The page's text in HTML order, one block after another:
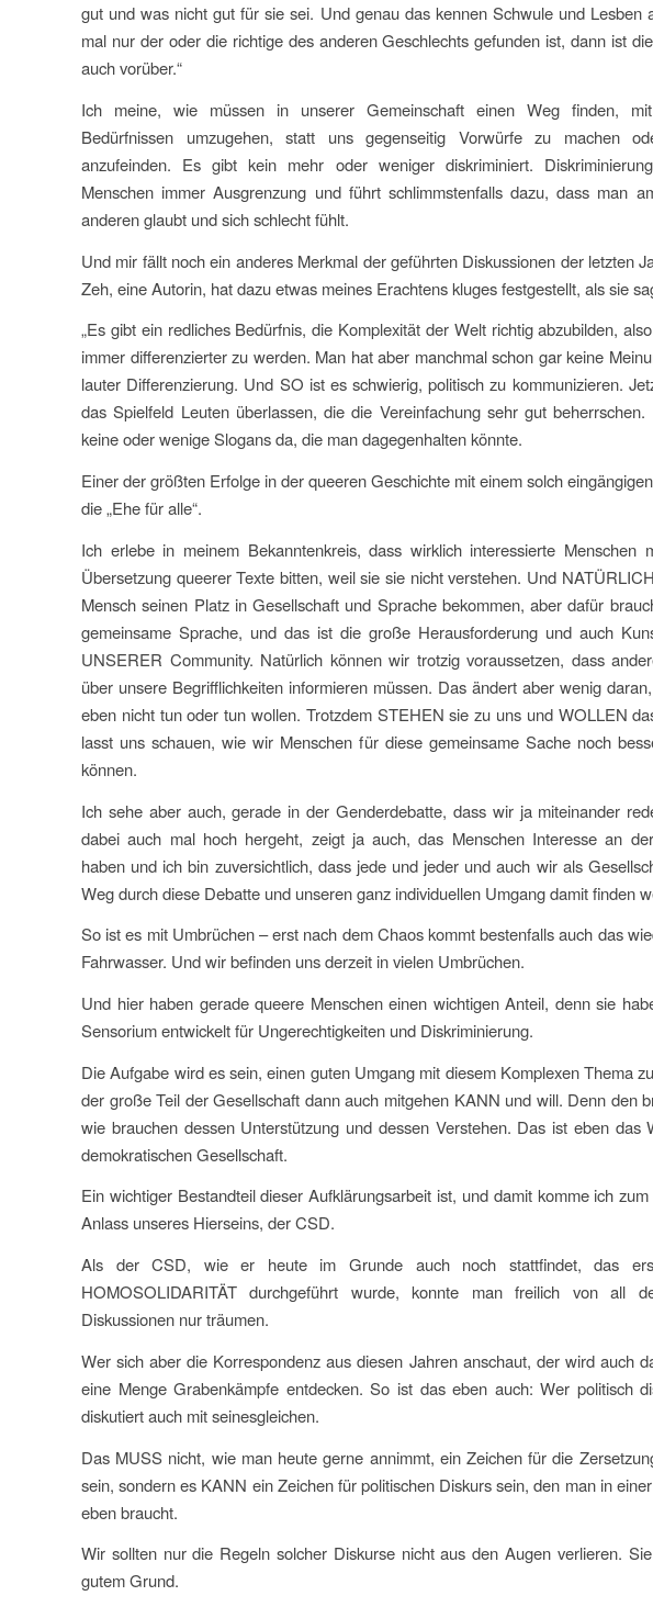
gut und was nicht gut für sie sei. Und genau das kennen Schwule und Lesben
mal nur der oder die richtige des anderen Geschlechts gefunden ist, dann ist
auch vorüber.“
Ich meine, wie müssen in unserer Gemeinschaft einen Weg finden,
Bedürfnissen umzugehen, statt uns gegenseitig Vorwürfe zu machen
anzufeinden. Es gibt kein mehr oder weniger diskriminiert.
Menschen immer Ausgrenzung und führt schlimmstenfalls dazu, dass man
anderen glaubt und sich schlecht fühlt.
Und mir fällt noch ein anderes Merkmal der geführten Diskussionen der letzten
Zeh, eine Autorin, hat dazu etwas meines Erachtens kluges festgestellt, als sie
„Es gibt ein redliches Bedürfnis, die Komplexität der Welt richtig abzubilden,
immer differenzierter zu werden. Man hat aber manchmal schon gar keine
lauter Differenzierung. Und SO ist es schwierig, politisch zu kommunizieren.
das Spielfeld Leuten überlassen, die die Vereinfachung sehr gut
keine oder wenige Slogans da, die man dagegenhalten könnte.
Einer der größten Erfolge in der queeren Geschichte mit einem solch
die „Ehe für alle“.
Ich erlebe in meinem Bekanntenkreis, dass wirklich interessierte Menschen
Übersetzung queerer Texte bitten, weil sie sie nicht verstehen. Und
Mensch seinen Platz in Gesellschaft und Sprache bekommen, aber dafür
gemeinsame Sprache, und das ist die große Herausforderung und auch
UNSERER Community. Natürlich können wir trotzig voraussetzen, dass
über unsere Begrifflichkeiten informieren müssen. Das ändert aber wenig
eben nicht tun oder tun wollen. Trotzdem STEHEN sie zu uns und WOLLEN
lasst uns schauen, wie wir Menschen für diese gemeinsame Sache noch
können.
Ich sehe aber auch, gerade in der Genderdebatte, dass wir ja miteinander
dabei auch mal hoch hergeht, zeigt ja auch, das Menschen Interesse an
haben und ich bin zuversichtlich, dass jede und jeder und auch wir als
Weg durch diese Debatte und unseren ganz individuellen Umgang damit finden
So ist es mit Umbrüchen – erst nach dem Chaos kommt bestenfalls auch das
Fahrwasser. Und wir befinden uns derzeit in vielen Umbrüchen.
Und hier haben gerade queere Menschen einen wichtigen Anteil, denn sie
Sensorium entwickelt für Ungerechtigkeiten und Diskriminierung.
Die Aufgabe wird es sein, einen guten Umgang mit diesem Komplexen Thema
der große Teil der Gesellschaft dann auch mitgehen KANN und will. Denn den
wie brauchen dessen Unterstützung und dessen Verstehen. Das ist eben das
demokratischen Gesellschaft.
Ein wichtiger Bestandteil dieser Aufklärungsarbeit ist, und damit komme ich
Anlass unseres Hierseins, der CSD.
Als der CSD, wie er heute im Grunde auch noch stattfindet, das
HOMOSOLIDARITÄT durchgeführt wurde, konnte man freilich von all
Diskussionen nur träumen.
Wer sich aber die Korrespondenz aus diesen Jahren anschaut, der wird auch
eine Menge Grabenkämpfe entdecken. So ist das eben auch: Wer politisch
diskutiert auch mit seinesgleichen.
Das MUSS nicht, wie man heute gerne annimmt, ein Zeichen für die
sein, sondern es KANN ein Zeichen für politischen Diskurs sein, den man in
eben braucht.
Wir sollten nur die Regeln solcher Diskurse nicht aus den Augen verlieren.
gutem Grund.